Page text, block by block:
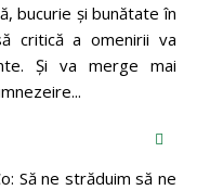
bucurie și bunătate în
critică a omenirii va
Și va merge mai
Să ne străduim să ne